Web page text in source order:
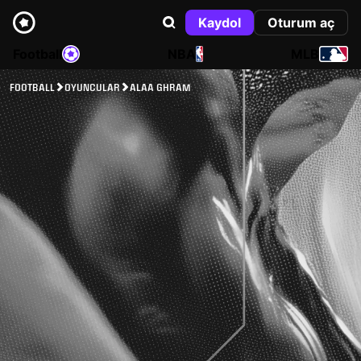
Kaydol
Oturum aç
NBA
FOOTBALL OYUNCULAR ALAA GHRAM